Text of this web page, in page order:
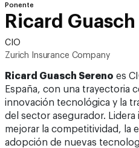
Ponente
Ricard Guasch
CIO
Zurich Insurance Company
Ricard Guasch Sereno es
España, con una trayectoria
innovación tecnológica y la
del sector asegurador. Lidera
mejorar la competitividad, la
adopción de nuevas